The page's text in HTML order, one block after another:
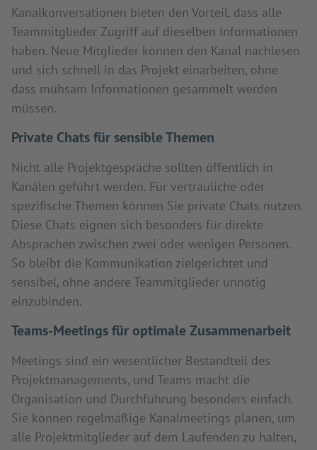
Kanalkonversationen bieten den Vorteil, dass alle
Teammitglieder Zugriff auf dieselben Informationen
haben. Neue Mitglieder können den Kanal nachlesen
und sich schnell in das Projekt einarbeiten, ohne
dass mühsam Informationen gesammelt werden
müssen.
Private Chats für sensible Themen
Nicht alle Projektgespräche sollten öffentlich in
Kanälen geführt werden. Für vertrauliche oder
spezifische Themen können Sie private Chats nutzen.
Diese Chats eignen sich besonders für direkte
Absprachen zwischen zwei oder wenigen Personen.
So bleibt die Kommunikation zielgerichtet und
sensibel, ohne andere Teammitglieder unnötig
einzubinden.
Teams-Meetings für optimale Zusammenarbeit
Meetings sind ein wesentlicher Bestandteil des
Projektmanagements, und Teams macht die
Organisation und Durchführung besonders einfach.
Sie können regelmäßige Kanalmeetings planen, um
alle Projektmitglieder auf dem Laufenden zu halten,